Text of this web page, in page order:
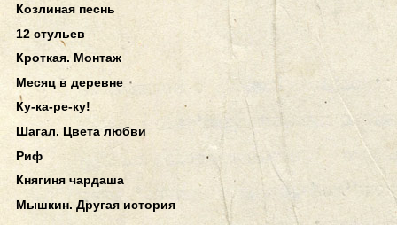
Козлиная песнь
12 стульев
Кроткая. Монтаж
Месяц в деревне
Ку-ка-ре-ку!
Шагал. Цвета любви
Риф
Княгиня чардаша
Мышкин. Другая история